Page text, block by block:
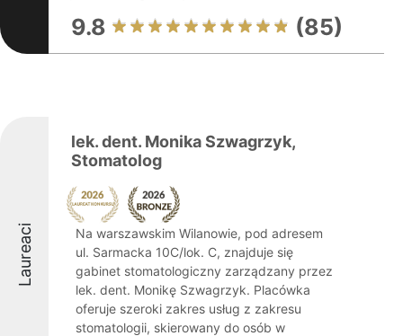
9.8 (85)
Laureaci
lek. dent. Monika Szwagrzyk,
Stomatolog
Na warszawskim Wilanowie, pod adresem
ul. Sarmacka 10C/lok. C, znajduje się
gabinet stomatologiczny zarządzany przez
lek. dent. Monikę Szwagrzyk. Placówka
oferuje szeroki zakres usług z zakresu
stomatologii, skierowany do osób w